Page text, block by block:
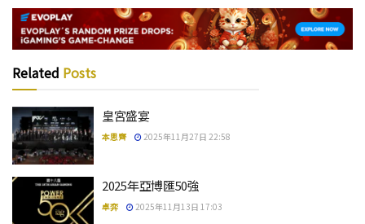
Related Posts
皇宮盛宴
本思齊 2025年11月27日 22:58
2025年亞博匯50強
卓弈 2025年11月13日 17:03